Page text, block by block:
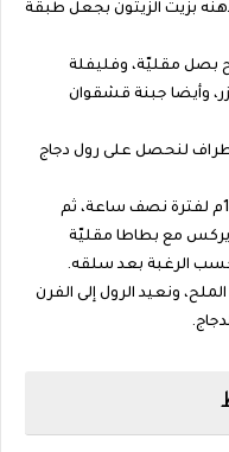
بزيت الزيتون بجعل طبقة
بصل مقليّة، وفليفلة
وأيضا جبنة قشقوان
لنحصل على رول دجاج
نقوم بوضع القصدير بالفرن على درجة 180م لفترة نصف ساعة، ثم
مع بطاطا مقليّة
الرغبة بعد سلقه.
ونعيد الرول إلى الفرن